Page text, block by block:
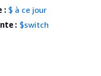
: $ à ce jour
: $switch